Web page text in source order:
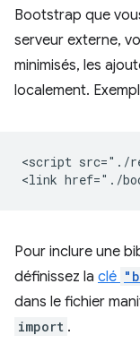
Bootstrap que
serveur externe,
minimisés, les
localement.
<script src="./
Pour inclure une
définissez la clé
dans le fichier
import .